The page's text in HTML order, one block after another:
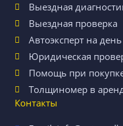
Выездная
Выездная проверка
Автоэксперт на день
Юридическая
Помощь при
Толщиномер в
Контакты